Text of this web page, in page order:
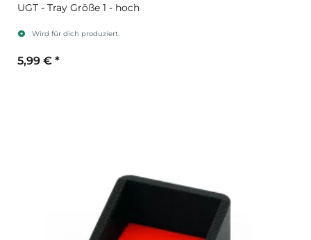
UGT - Tray Größe 1 - hoch
Wird für dich produziert.
5,99 € *